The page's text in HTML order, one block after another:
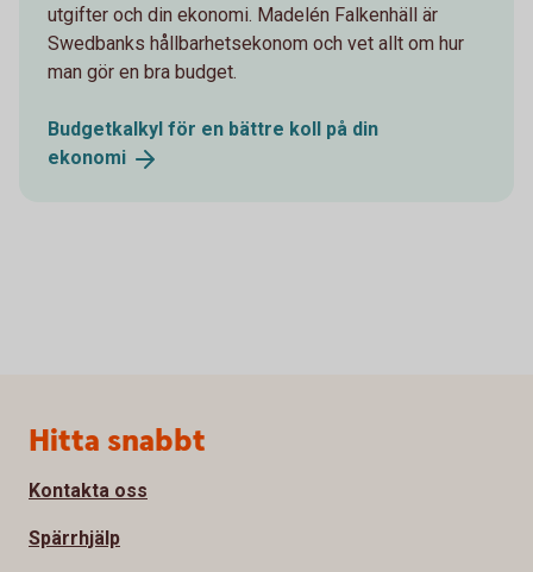
utgifter och din ekonomi. Madelén Falkenhäll är
Swedbanks hållbarhetsekonom och vet allt om hur
man gör en bra budget.
Budgetkalkyl för en bättre koll på din
ekonomi
Sidfot
Hitta snabbt
Kontakta oss
Spärrhjälp